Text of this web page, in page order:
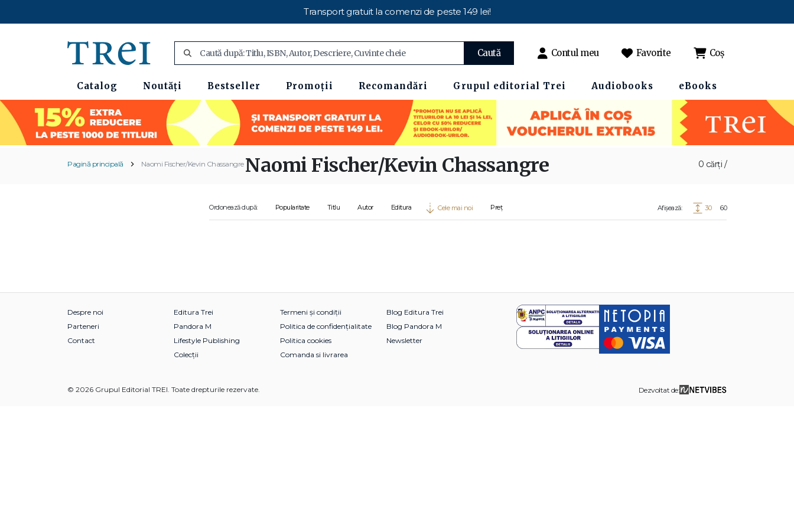
Transport gratuit la comenzi de peste 149 lei!
Caută Contul meu Favorite Coș
Catalog Noutăți Bestseller Promoții Recomandări Grupul editorial Trei Audiobooks eBooks
Pagină principală Naomi Fischer/Kevin Chassangre 0 cărți /
Naomi Fischer/Kevin Chassangre
Ordonează după: Popularitate Titlu Autor Editura Cele mai noi Preț Afișează: 30 60
Despre noi
Parteneri
Contact
Editura Trei
Pandora M
Lifestyle Publishing
Colecții
Termeni și condiții
Politica de confidențialitate
Politica cookies
Comanda si livrarea
Blog Editura Trei
Blog Pandora M
Newsletter
© 2026 Grupul Editorial TREI. Toate drepturile rezervate. Dezvoltat de: